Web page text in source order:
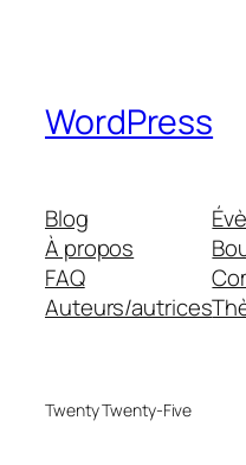
WordPress
Blog
À propos
FAQ
Auteurs/autrices
Twenty Twenty-Five